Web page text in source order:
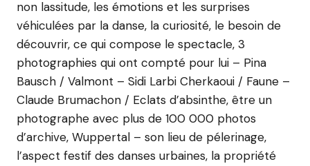
non lassitude, les émotions et les surprises
véhiculées par la danse, la curiosité, le besoin de
découvrir, ce qui compose le spectacle, 3
photographies qui ont compté pour lui – Pina
Bausch / Valmont – Sidi Larbi Cherkaoui / Faune –
Claude Brumachon / Eclats d’absinthe, être un
photographe avec plus de 100 000 photos
d’archive, Wuppertal – son lieu de pélerinage,
l’aspect festif des danses urbaines, la propriété